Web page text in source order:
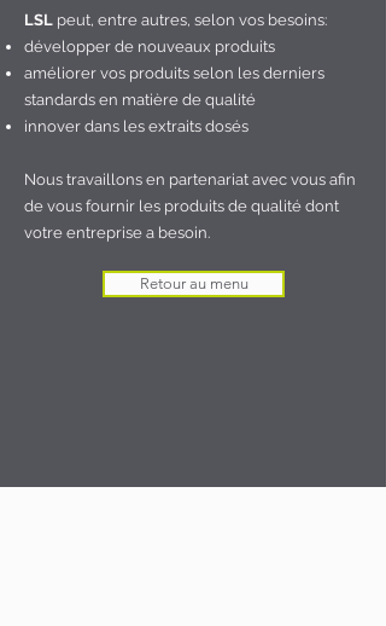
LSL peut, entre autres, selon vos besoins:
développer de nouveaux produits
améliorer vos produits selon les derniers
standards en matière de qualité
innover dans les extraits dosés
Nous travaillons en partenariat avec vous afin
de vous fournir les produits de qualité dont
votre entreprise a besoin.
Retour au menu